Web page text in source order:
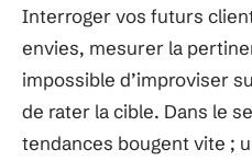
Interroger vos futurs
envies, mesurer la
impossible d’improviser
de rater la cible. Dans le
tendances bougent vite ;